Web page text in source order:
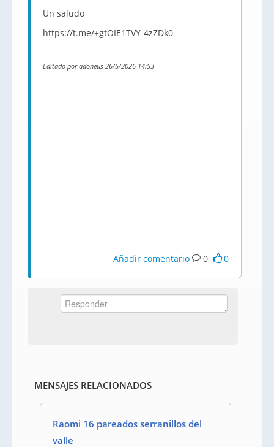
Un saludo
https://t.me/+gtOIE1TVY-4zZDk0
Editado por adoneus 26/5/2026 14:53
Añadir comentario 0 0
MENSAJES RELACIONADOS
Raomi 16 pareados serranillos del
valle